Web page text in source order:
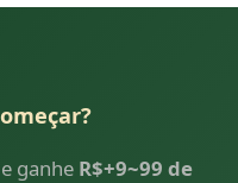
ganhe R$+9~99 de